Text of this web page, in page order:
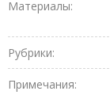
Материалы:
Рубрики:
Примечания: